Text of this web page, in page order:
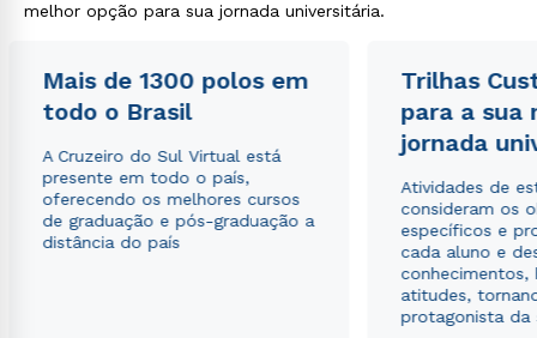
melhor opção para sua jornada universitária.
Mais de 1300 polos em
todo o Brasil
A Cruzeiro do Sul Virtual está
presente em todo o país,
oferecendo os melhores cursos
de graduação e pós-graduação a
distância do país
Trilhas
para a sua
jornada
Atividades de
consideram os
específicos e
cada aluno e
conhecimentos,
atitudes,
protagonista da